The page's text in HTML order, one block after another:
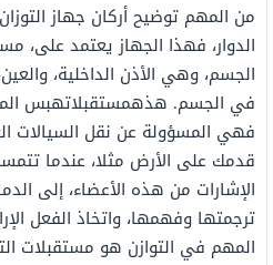
من المهم توضيح أركان جهاز
الدوار، فهذا الجهاز يعتمد على،
الجسم، وهي الأذن الداخلية،
في الجسم. هذهمستقبلاتهبس
فهي المسؤولة عن نقل السيالات
قدمك على الأرض مثلا، عندما
الإشارات من هذه الأعضاء، إلى
ترجمتها وفهمها، واتخاذ الفعل
المهم في التوازن هو مستقبلات